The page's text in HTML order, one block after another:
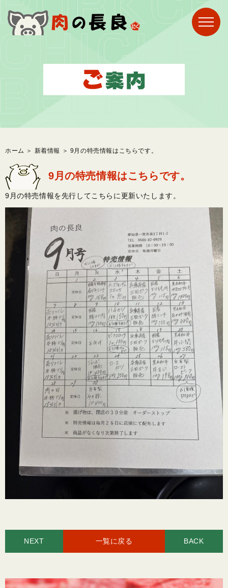
ホーム ＞ 新着情報 ＞ 9月の特売情報はこちらです。
9月の特売情報はこちらです。
9月の特売情報を先行してこちらに更新いたします。
NEXT 一覧に戻る BACK